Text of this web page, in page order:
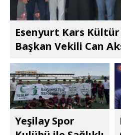
Esenyurt Kars
Başkan Vekili Can
Yeşilay Spor